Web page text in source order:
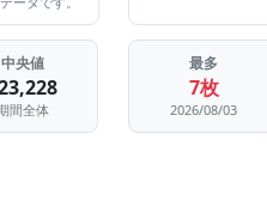
中央値
間全体
最多
7枚
2026/08/03